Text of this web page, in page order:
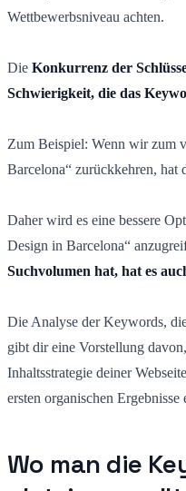
Wettbewerbsniveau achten.
Die Konkurrenz der
Schwierigkeit, die das
Zum Beispiel: Wenn wir zum
Barcelona“ zurückkehren, hat
Daher wird es eine bessere
Design in Barcelona“
Suchvolumen hat, hat es
Die Analyse der Keywords,
gibt dir eine Vorstellung
Inhaltsstrategie deiner
ersten organischen Ergebnisse
Wo man die